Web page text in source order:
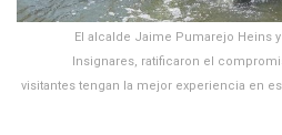
El alcalde Jaime Pumarejo Heins
Insignares, ratificaron el
visitantes tengan la mejor experiencia en